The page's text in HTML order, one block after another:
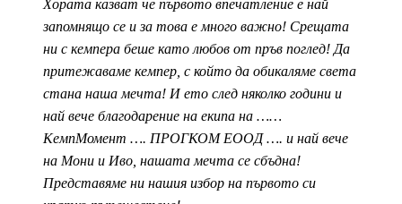
Хората казват че първото впечатление е най
запомнящо се и за това е много важно! Срещата
ни с кемпера беше като любов от пръв поглед! Да
притежаваме кемпер, с който да обикаляме света
стана наша мечта! И ето след няколко години и
най вече благодарение на екипа на ……
КемпМомент …. ПРОГКОМ ЕООД …. и най вече
на Мони и Иво, нашата мечта се сбъдна!
Представяме ни нашия избор на първото си